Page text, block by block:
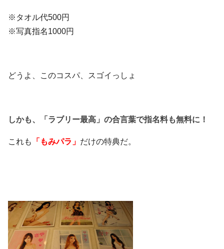
※タオル代500円
※写真指名1000円
どうよ、このコスパ、スゴイっしょ
しかも、「ラブリー最高」の合言葉で指名料も無料に！
これも 「もみパラ」 だけの特典だ。